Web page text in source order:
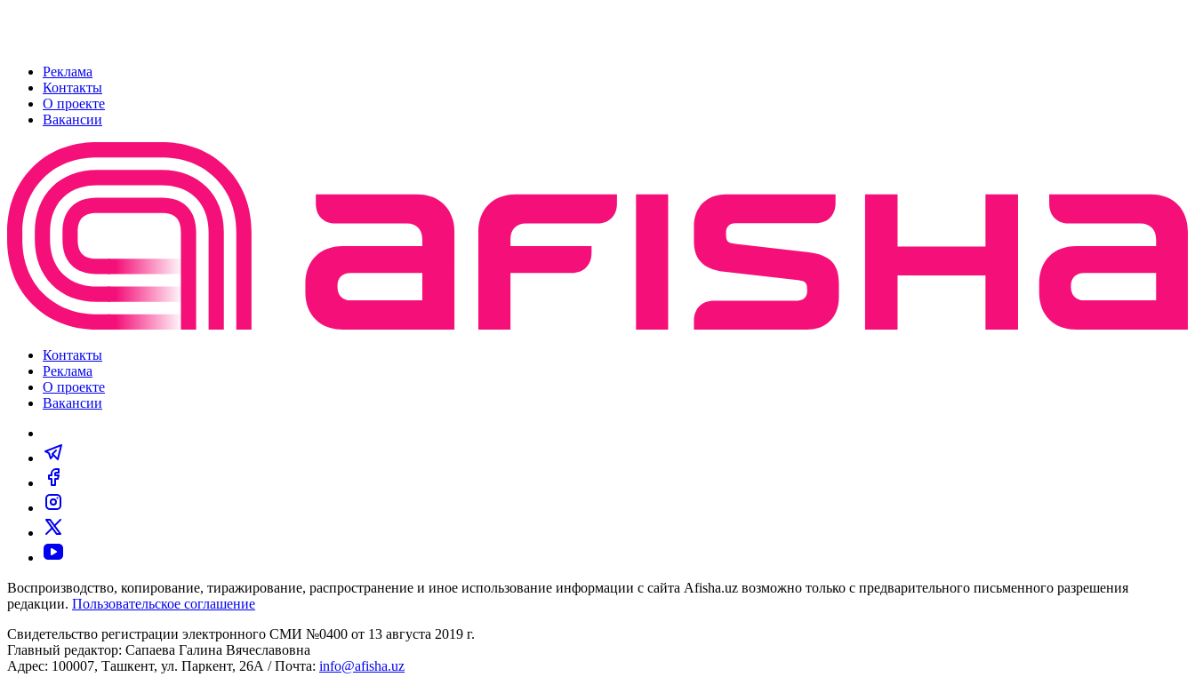
Реклама
Контакты
О проекте
Вакансии
Контакты
Реклама
О проекте
Вакансии
Воспроизводство, копирование, тиражирование, распространение и иное использование информации с сайта Afisha.uz возможно только с предварительного письменного разрешения
редакции. Пользовательское соглашение
Свидетельство регистрации электронного СМИ №0400 от 13 августа 2019 г.
Главный редактор: Сапаева Галина Вячеславовна
Адрес: 100007, Ташкент, ул. Паркент, 26А / Почта: info@afisha.uz